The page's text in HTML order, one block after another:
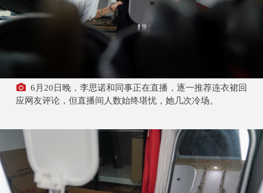
6月20日晚，李思诺和同事正在直播，逐一推荐连衣裙回
应网友评论，但直播间人数始终堪忧，她几次冷场。